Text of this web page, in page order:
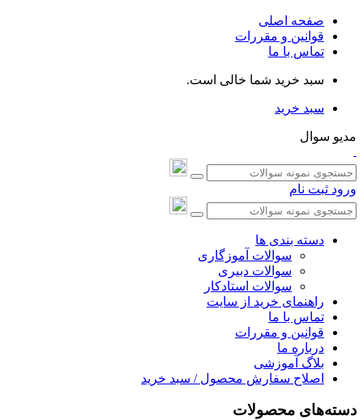
صفحه اصلی
قوانین و مقررات
تماس با ما
سبد خرید شما خالی است.
سبد خرید
مدیو سوال
ورود ثبت نام
دسته بندی ها
سوالات آموزگاری
سوالات دبیری
سوالات استادکار
راهنمای خرید از سایت
تماس با ما
قوانین و مقررات
درباره ما
بلاگ آموزشی
اصلاح سفارش محصول / سبد خرید
دسته‌های محصولات